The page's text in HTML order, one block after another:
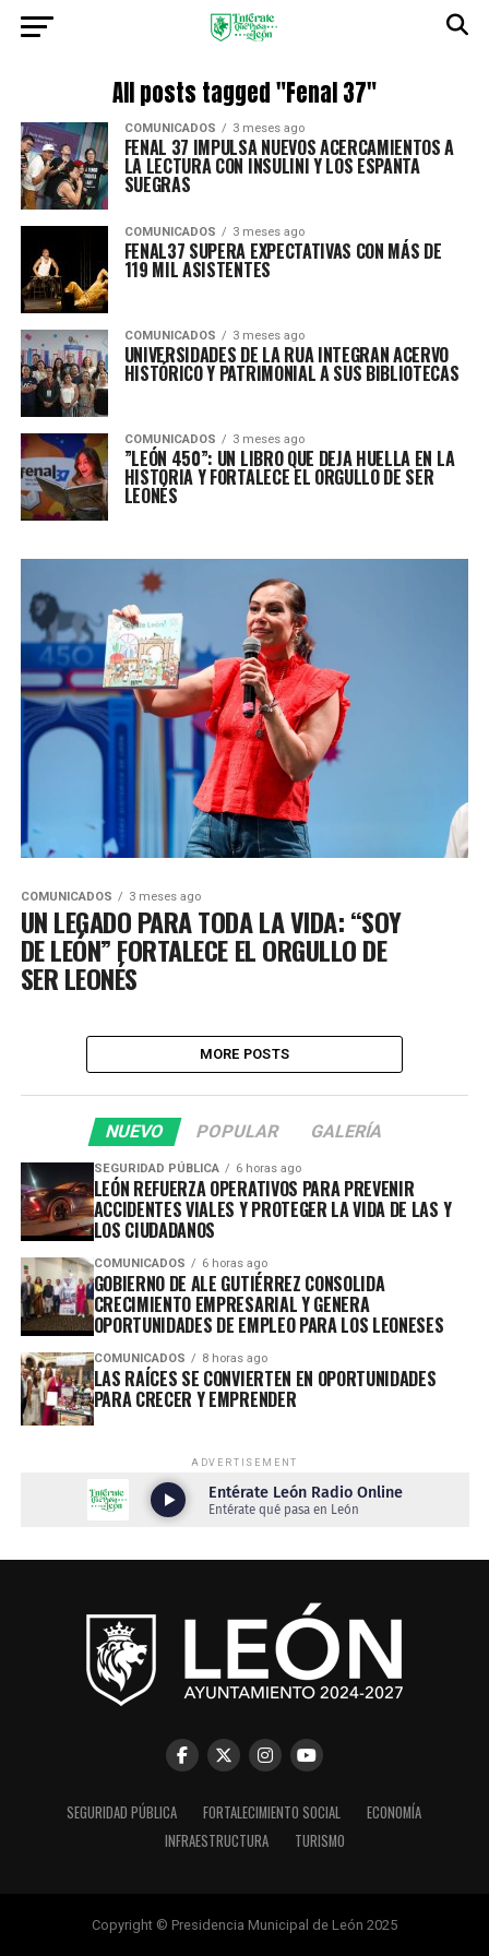
All posts tagged "Fenal 37"
COMUNICADOS 3 meses ago
FENAL 37 IMPULSA NUEVOS ACERCAMIENTOS A
LA LECTURA CON INSULINI Y LOS ESPANTA
SUEGRAS
COMUNICADOS 3 meses ago
FENAL37 SUPERA EXPECTATIVAS CON MÁS DE
119 MIL ASISTENTES
COMUNICADOS 3 meses ago
UNIVERSIDADES DE LA RUA INTEGRAN ACERVO
HISTÓRICO Y PATRIMONIAL A SUS BIBLIOTECAS
COMUNICADOS 3 meses ago
”LEÓN 450”: UN LIBRO QUE DEJA HUELLA EN LA
HISTORIA Y FORTALECE EL ORGULLO DE SER
LEONÉS
COMUNICADOS 3 meses ago
UN LEGADO PARA TODA LA VIDA: “SOY
DE LEÓN” FORTALECE EL ORGULLO DE
SER LEONÉS
MORE POSTS
NUEVO POPULAR GALERÍA
SEGURIDAD PÚBLICA 6 horas ago
LEÓN REFUERZA OPERATIVOS PARA PREVENIR
ACCIDENTES VIALES Y PROTEGER LA VIDA DE LAS Y
LOS CIUDADANOS
COMUNICADOS 6 horas ago
GOBIERNO DE ALE GUTIÉRREZ CONSOLIDA
CRECIMIENTO EMPRESARIAL Y GENERA
OPORTUNIDADES DE EMPLEO PARA LOS LEONESES
COMUNICADOS 8 horas ago
LAS RAÍCES SE CONVIERTEN EN OPORTUNIDADES
PARA CRECER Y EMPRENDER
ADVERTISEMENT
SEGURIDAD PÚBLICA FORTALECIMIENTO SOCIAL
ECONOMÍA
INFRAESTRUCTURA
TURISMO
Copyright © Presidencia Municipal de León 2025